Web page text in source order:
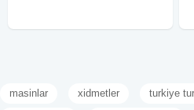
masinlar xidmetler turkiye